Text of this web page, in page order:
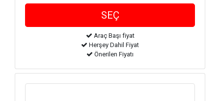
Araç Başı fiyat
Herşey Dahil Fiyat
Önerilen Fiyatı